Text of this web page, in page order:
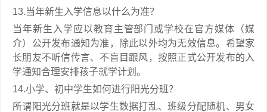
13.当年新生入学信息以什么为准？
当年新生入学应以教育主管部门或学校在官方媒体（媒
介）公开发布通知为准，除此以外均为无效信息。希望家
长朋友不听信传言、不盲目跟风，按照正式公开发布的入
学通知合理安排孩子就学计划。
14.小学、初中学生如何进行阳光分班？
所谓阳光分班就是以学生数据打乱、班级分配随机、男女